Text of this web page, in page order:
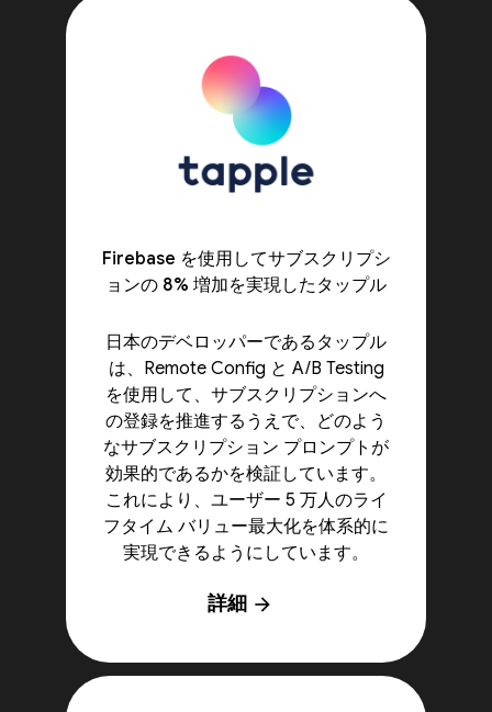
Firebase を使用してサブスクリプシ
ョンの 8% 増加を実現したタップル
日本のデベロッパーであるタップル
は、Remote Config と A/B Testing
を使用して、サブスクリプションへ
の登録を推進するうえで、どのよう
なサブスクリプション プロンプトが
効果的であるかを検証しています。
これにより、ユーザー 5 万人のライ
フタイム バリュー最大化を体系的に
実現できるようにしています。
詳細 arrow_forward